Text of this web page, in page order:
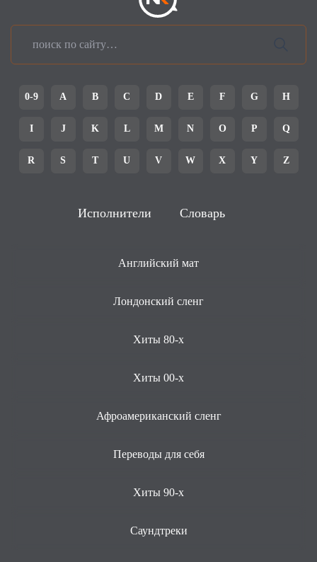
0-9 A B C D E F G H
I J K L M N O P Q
R S T U V W X Y Z
Исполнители Словарь
Английский мат
Лондонский сленг
Хиты 80-х
Хиты 00-х
Афроамериканский сленг
Переводы для себя
Хиты 90-х
Саундтреки